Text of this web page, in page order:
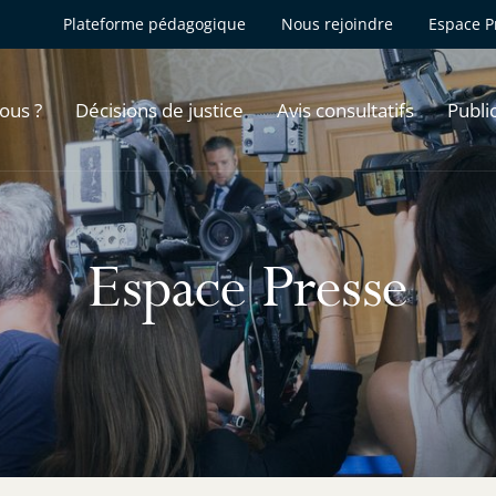
Plateforme pédagogique Nous rejoindre Espace
? Décisions de justice Avis consultatifs
Espace Presse